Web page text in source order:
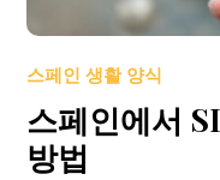
스페인 생활 양식
스페인에서
방법